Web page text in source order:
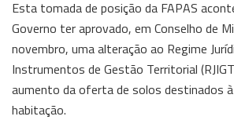
Esta tomada de posição da FAPAS
Governo ter aprovado, em Conselho de
novembro, uma alteração ao Regime
Instrumentos de Gestão Territorial
aumento da oferta de solos destinados
habitação.